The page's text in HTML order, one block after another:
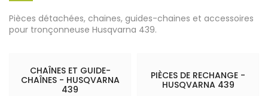
Pièces détachées, chaines, guides-chaines et accessoires
pour tronçonneuse Husqvarna 439.
CHAÎNES ET GUIDE-
CHAÎNES - HUSQVARNA
439
PIÈCES DE RECHANGE -
HUSQVARNA 439